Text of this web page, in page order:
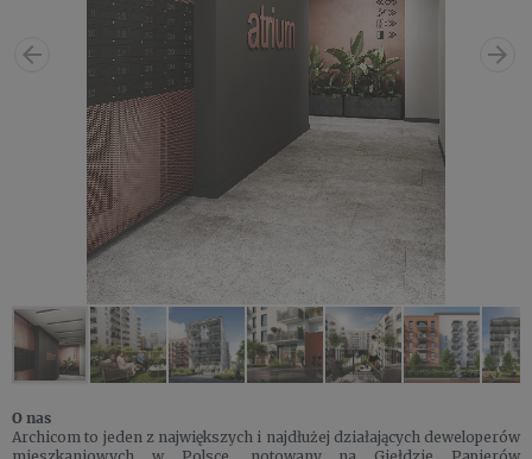
O nas
Archicom to jeden z największych i najdłużej działających deweloperów